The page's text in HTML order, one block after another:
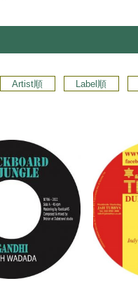
Artist順 Label順